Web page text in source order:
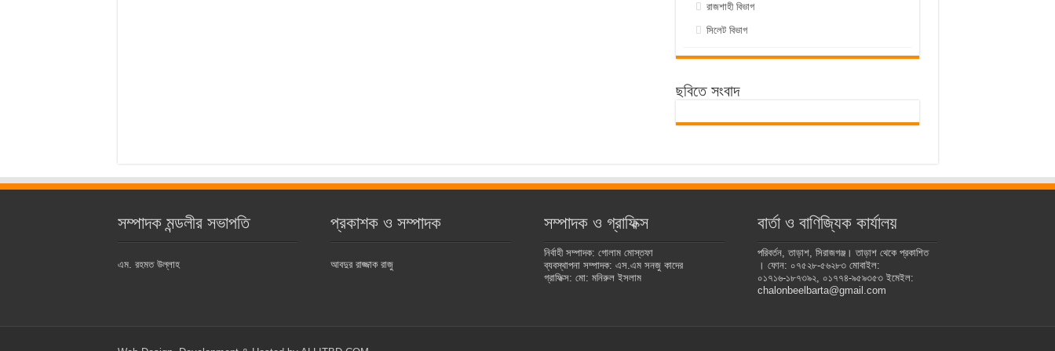
রাজশাহী বিভাগ
সিলেট বিভাগ
ছবিতে সংবাদ
সম্পাদক মন্ডলীর সভাপতি
এম. রহমত উল্লাহ
প্রকাশক ও সম্পাদক
আবদুর রাজ্জাক রাজু
সম্পাদক ও গ্রাফিক্স
নির্বাহী সম্পাদক: গোলাম মোস্তফা
ব্যবস্থাপনা সম্পাদক: এস.এম সনজু কাদের
গ্রাফিক্স: মো: মনিরুল ইসলাম
বার্তা ও বাণিজ্যিক কার্যালয়
পরিবর্তন, তাড়াশ, সিরাজগঞ্জ। তাড়াশ থেকে প্রকাশিত
। ফোন: ০৭৫২৮-৫৬২৮৩ মোবাইল:
০১৭১৬-১৮৭৩৯২, ০১৭৭৪-৯৫৯৩৫৩ ইমেইল:
chalonbeelbarta@gmail.com